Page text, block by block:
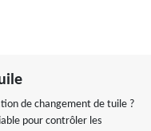
de changement de tuile ?
pour contrôler les